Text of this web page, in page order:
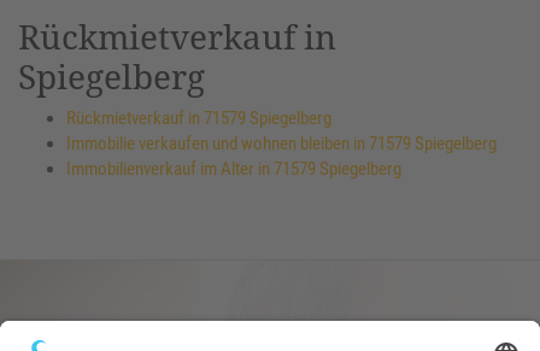
Rückmietverkauf in
Spiegelberg
Rückmietverkauf in 71579 Spiegelberg
Immobilie verkaufen und wohnen bleiben in 71579 Spiegelberg
Immobilienverkauf im Alter in 71579 Spiegelberg